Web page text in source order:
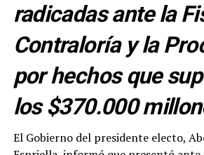
radicadas ante la
Contraloría y la
por hechos que
los $370.000
El Gobierno del presidente electo,